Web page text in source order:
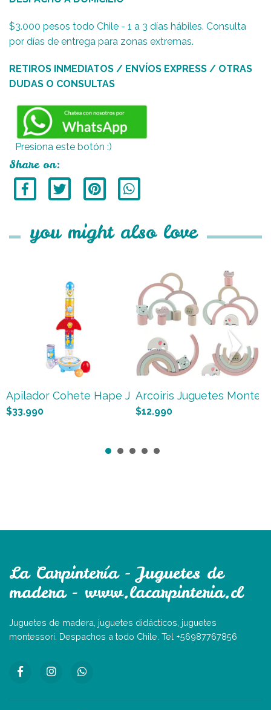
$3.000 pesos todo Chile - 1 a 3 días hábiles. Consulta
por días de entrega para zonas extremas.
RETIROS INMEDIATOS / ENVÍOS EXPRESS / OTRAS
DUDAS O CONSULTAS
Presiona este botón :)
Share on:
you might also love
Apilador Cohete Hape Juguet...
$33.990
Arcoiris Juguetes
$12.990
La Carpintería - Juguetes de
madera - www.lacarpinteria.cl
Juguetes de madera, juguetes didácticos, juguetes
montessori. Despachos a todo Chile. Tel +56987767856